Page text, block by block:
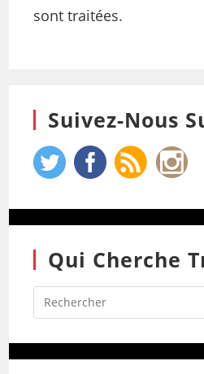
sont traitées.
Suivez-Nous
Qui Cherche